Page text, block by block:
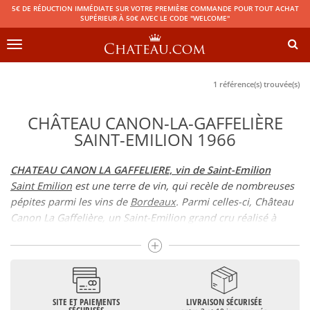
5€ DE RÉDUCTION IMMÉDIATE SUR VOTRE PREMIÈRE COMMANDE POUR TOUT ACHAT
SUPÉRIEUR À 50€ AVEC LE CODE "WELCOME"
Toggle
1 référence(s) trouvée(s)
CHÂTEAU CANON-LA-GAFFELIÈRE
SAINT-EMILION 1966
CHATEAU CANON LA GAFFELIERE, vin de Saint-Emilion
Saint Emilion est une terre de vin, qui recèle de nombreuses
pépites parmi les vins de Bordeaux. Parmi celles-ci, Château
Canon La Gaffelière, un Saint-Emilion grand cru réalisé à
les amateurs de vins de cette appellation connaissent bien.
CANON LA GAFFELIERE et la famille Von Neipperg
Château Canon La Gaffelière appartient aux Von Neipperg
SITE ET PAIEMENTS LIVRAISON SÉCURISÉE